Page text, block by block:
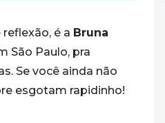
é a Bruna
São Paulo, pra
Se você ainda não
esgotam rapidinho!